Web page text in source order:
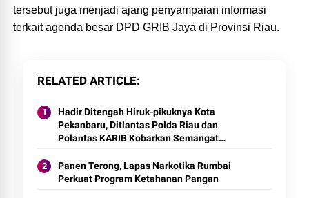
tersebut juga menjadi ajang penyampaian informasi
terkait agenda besar DPD GRIB Jaya di Provinsi Riau.
RELATED ARTICLE
Hadir Ditengah Hiruk-pikuknya Kota
Pekanbaru, Ditlantas Polda Riau dan
Polantas KARIB Kobarkan Semangat
Policing Jelang HUT RI Ke-81 Tahun
Panen Terong, Lapas Narkotika Rumbai
Perkuat Program Ketahanan Pangan